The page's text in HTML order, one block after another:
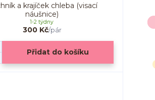
a krajíček chleba (visací
náušnice)
300 Kč/pár
1-2 týdny
Přidat do košíku